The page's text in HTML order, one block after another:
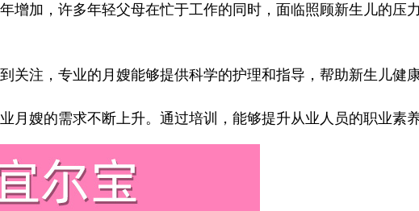
加，许多年轻父母在忙于工作的同时，面临照顾新生儿的压
注，专业的月嫂能够提供科学的护理和指导，帮助新生儿健康
嫂的需求不断上升。通过培训，能够提升从业人员的职业素养